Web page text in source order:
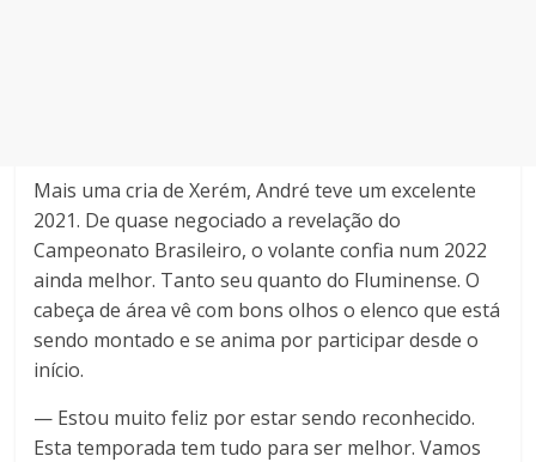
Mais uma cria de Xerém, André teve um excelente
2021. De quase negociado a revelação do
Campeonato Brasileiro, o volante confia num 2022
ainda melhor. Tanto seu quanto do Fluminense. O
cabeça de área vê com bons olhos o elenco que está
sendo montado e se anima por participar desde o
início.
— Estou muito feliz por estar sendo reconhecido.
Esta temporada tem tudo para ser melhor. Vamos